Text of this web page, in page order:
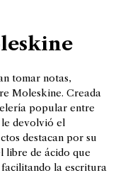
tomar notas,
Moleskine. Creada
popular entre
le devolvió el
destacan por su
libre de ácido que
la escritura